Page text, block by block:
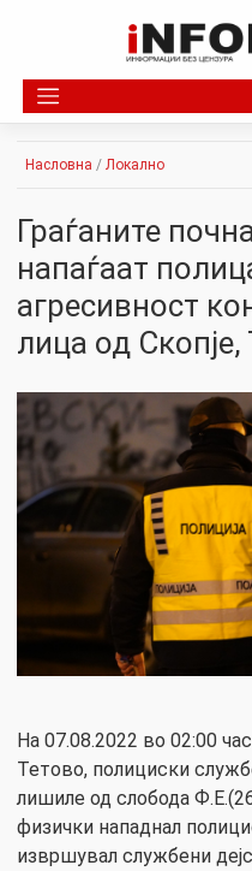
Насловна / Локално
Граѓаните
напаѓаат
агресивност
лица од
На 07.08.2022 во 02:00
Тетово, полициски
лишиле од слобода
физички нападнал
извршувал службени